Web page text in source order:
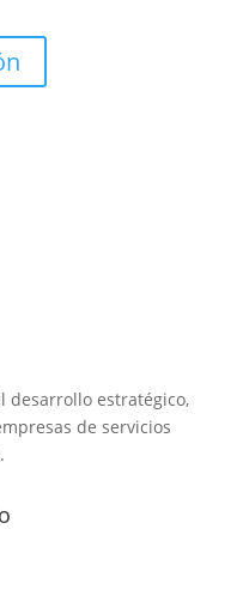
desarrollo estratégico,
de servicios